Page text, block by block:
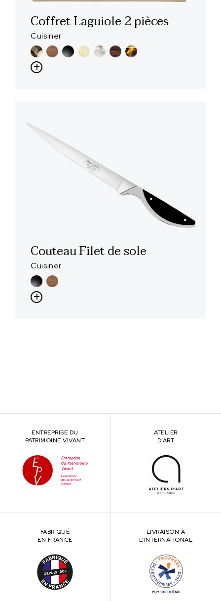
Coffret Laguiole 2 pièces
Cuisiner
Couteau Filet de sole
Cuisiner
ENTREPRISE DU
PATRIMOINE VIVANT
ATELIER
D’ART
FABRIQUÉ
EN FRANCE
LIVRAISON À
L’INTERNATIONAL